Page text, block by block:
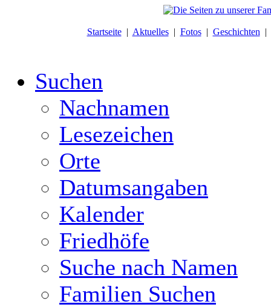
Startseite| Aktuelles| Fotos| Geschichten |
Suchen
Nachnamen
Lesezeichen
Orte
Datumsangaben
Kalender
Friedhöfe
Suche nach Namen
Familien Suchen